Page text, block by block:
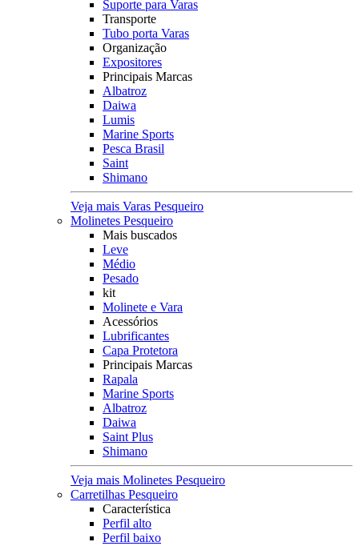
Suporte para Varas
Transporte
Tubo porta Varas
Organização
Expositores
Principais Marcas
Albatroz
Daiwa
Lumis
Marine Sports
Pesca Brasil
Saint
Shimano
Veja mais Varas Pesqueiro
Molinetes Pesqueiro
Mais buscados
Leve
Médio
Pesado
kit
Molinete e Vara
Acessórios
Lubrificantes
Capa Protetora
Principais Marcas
Rapala
Marine Sports
Albatroz
Daiwa
Saint Plus
Shimano
Veja mais Molinetes Pesqueiro
Carretilhas Pesqueiro
Característica
Perfil alto
Perfil baixo